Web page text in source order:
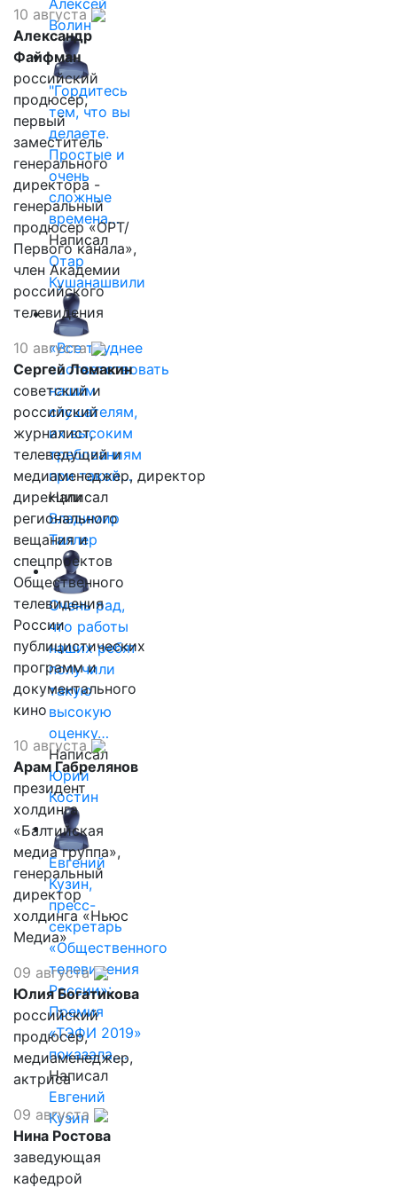
Волин
"Гордитесь
тем, что вы
делаете.
Простые и
очень
сложные
времена…
Написал
Отар
Кушанашвили
«Все труднее
соответствовать
нашим
слушателям,
их высоким
требованиям
при такой…
Написал
Владимир
Таллер
Очень рад,
что работы
наших ребят
получили
такую
высокую
оценку…
Написал
Юрий
Костин
Евгений
Кузин,
пресс-
секретарь
«Общественного
телевидения
России»:
Премия
«ТЭФИ 2019»
показала,…
Написал
Евгений
Кузин
10 августа
Александр
Файфман
российский
продюсер,
первый
заместитель
генерального
директора -
генеральный
продюсер «ОРТ/
Первого канала»,
член Академии
российского
телевидения
10 августа
Сергей Ломакин
советский и
российский
журналист,
телеведущий и
медиаменеджер, директор
дирекции
регионального
вещания и
спецпроектов
Общественного
телевидения
России
публицистических
программ и
документального
кино
10 августа
Арам Габрелянов
президент
холдинга
«Балтийская
медиа группа»,
генеральный
директор
холдинга «Ньюс
Медиа»
09 августа
Юлия Богатикова
российский
продюсер,
медиаменеджер,
актриса
09 августа
Нина Ростова
заведующая
кафедрой